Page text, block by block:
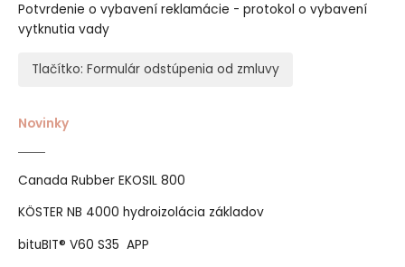
Potvrdenie o vybavení reklamácie - protokol o vybavení
vytknutia vady
Tlačítko: Formulár odstúpenia od zmluvy
Novinky
Canada Rubber EKOSIL 800
KÖSTER NB 4000 hydroizolácia základov
bituBIT® V60 S35 APP